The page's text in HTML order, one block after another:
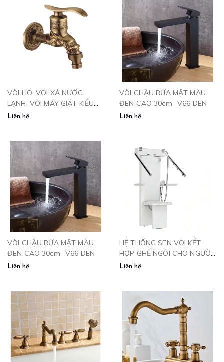
VÒI HỒ, VÒI XẢ NƯỚC
LẠNH, VÒI MÁY GIẶT KIỂU
ĐỒNG CỔ - V111
Liên hệ
VÒI CHẬU RỬA MẶT MÀU
ĐEN CAO 30cm- V66 DEN
Liên hệ
VÒI CHẬU RỬA MẶT MÀU
ĐEN CAO 30cm- V66 DEN
Liên hệ
HỆ THỐNG SEN VÒI KẾT
HỢP GHẾ NGÔI CHO NGƯỜI
CAO TUỔI
Liên hệ